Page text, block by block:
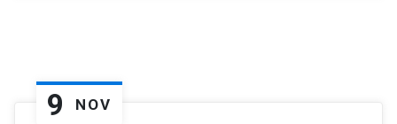
9 NOV